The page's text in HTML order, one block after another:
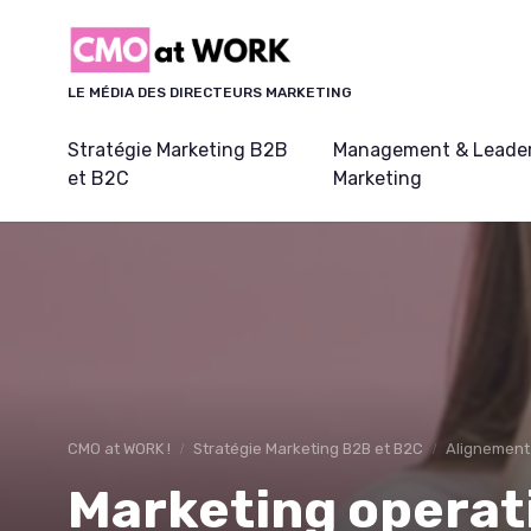
LE MÉDIA DES DIRECTEURS MARKETING
Stratégie Marketing B2B
et B2C
Management &
Marketing
CMO at WORK ! Stratégie Marketing B2B et B2C
Marketing